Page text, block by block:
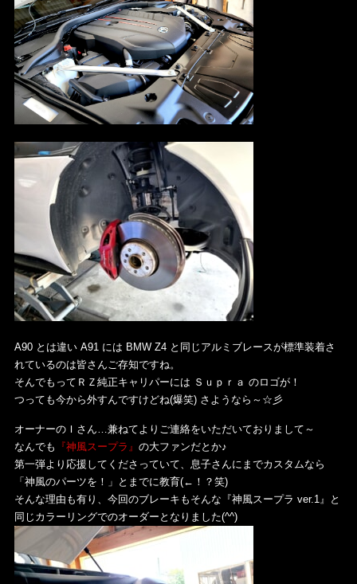
A90 とは違い A91 には BMW Z4 と同じアルミブレースが標準装着さ
れているのは皆さんご存知ですね。
そんでもってＲＺ純正キャリパーには Ｓｕｐｒａ のロゴが！
つっても今から外すんですけどね(爆笑) さようなら～☆彡
オーナーのＩさん…兼ねてよりご連絡をいただいておりまして～
なんでも
『神風スープラ』 の大ファンだとか♪
第一弾より応援してくださっていて、息子さんにまでカスタムなら
「神風のパーツを！」とまでに教育(←！？笑)
そんな理由も有り、今回のブレーキもそんな『神風スープラ ver.1』と
同じカラーリングでのオーダーとなりました(^^)